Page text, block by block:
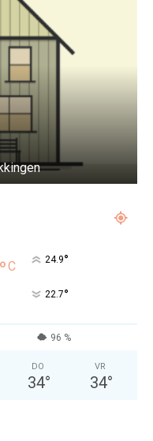
°C 24.9°
22.7°
96 %
DO
34°
VR
34°